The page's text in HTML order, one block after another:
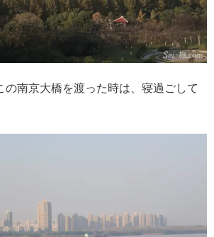
の南京大橋を渡った時は、寝過ごして